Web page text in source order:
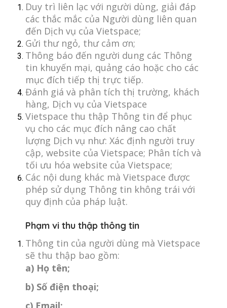
Duy trì liên lạc với người dùng, giải đáp
các thắc mắc của Người dùng liên quan
đến Dịch vụ của Vietspace;
Gửi thư ngỏ, thư cảm ơn;
Thông báo đến người dung các Thông
tin khuyến mại, quảng cáo hoặc cho các
mục đích tiếp thị trực tiếp.
Đánh giá và phân tích thị trường, khách
hàng, Dịch vụ của Vietspace
Vietspace thu thập Thông tin để phục
vụ cho các mục đích nâng cao chất
lượng Dịch vụ như: Xác định người truy
cập, website của Vietspace; Phân tích và
tối ưu hóa website của Vietspace;
Các nội dung khác mà Vietspace được
phép sử dụng Thông tin không trái với
quy định của pháp luật.
Phạm vi thu thập thông tin
Thông tin của người dùng mà Vietspace
sẽ thu thập bao gồm:
a) Họ tên;
b) Số điện thoại;
c) Email;